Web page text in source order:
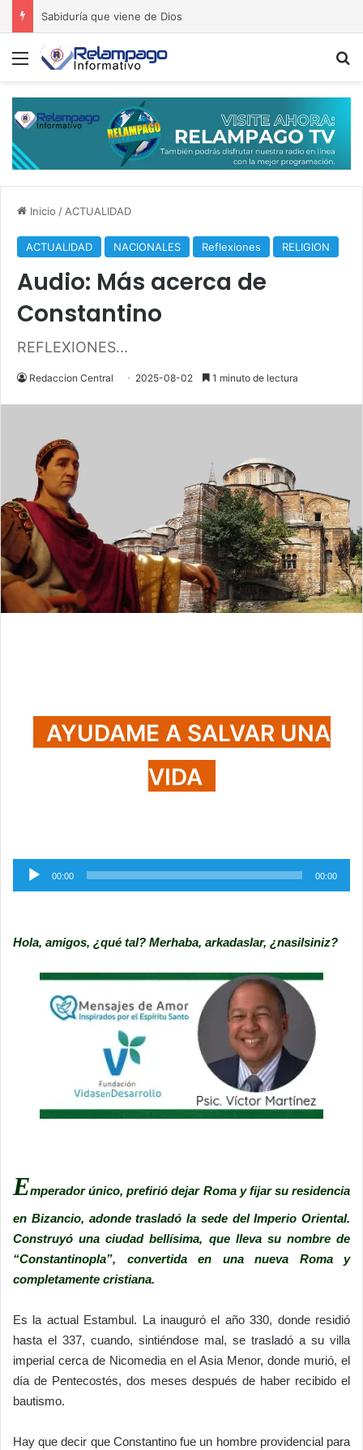
Sabiduría que viene de Dios
Menú
Inicio / ACTUALIDAD
ACTUALIDAD NACIONALES Reflexiones RELIGION
Audio: Más acerca de
Constantino
REFLEXIONES...
Redaccion Central 2025-08-02 1 minuto de lectura
AYUDAME A SALVAR UNA
VIDA
Reproductor
de
00:00 00:00
Hola, amigos, ¿qué tal? Merhaba, arkadaslar, ¿nasilsiniz?
Emperador único, prefirió dejar Roma y fijar su residencia
en Bizancio, adonde trasladó la sede del Imperio Oriental.
Construyó una ciudad bellísima, que lleva su nombre de
“Constantinopla”, convertida en una nueva Roma y
completamente cristiana.
Es la actual Estambul. La inauguró el año 330, donde residió
hasta el 337, cuando, sintiéndose mal, se trasladó a su villa
imperial cerca de Nicomedia en el Asia Menor, donde murió, el
día de Pentecostés, dos meses después de haber recibido el
bautismo.
Hay que decir que Constantino fue un hombre providencial para